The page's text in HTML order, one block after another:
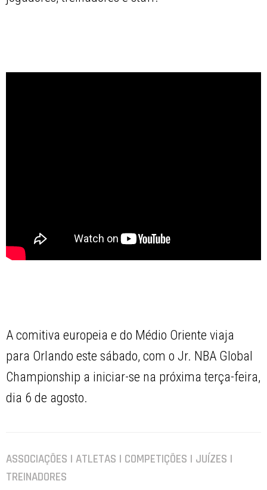
A comitiva europeia e do Médio Oriente viaja
para Orlando este sábado, com o Jr. NBA Global
Championship a iniciar-se na próxima terça-feira,
dia 6 de agosto.
ASSOCIAÇÕES | ATLETAS | COMPETIÇÕES | JUÍZES |
TREINADORES